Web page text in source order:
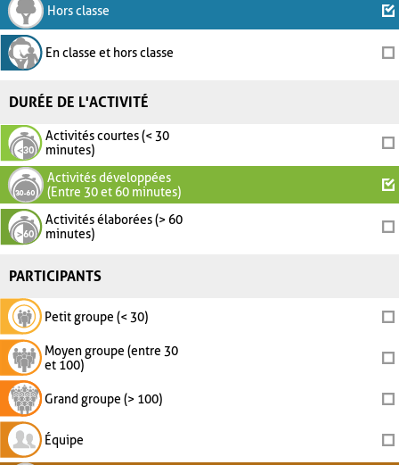
Hors classe
En classe et hors classe
DURÉE DE L'ACTIVITÉ
Activités courtes (< 30
minutes)
Activités développées
(Entre 30 et 60 minutes)
Activités élaborées (> 60
minutes)
PARTICIPANTS
Petit groupe (< 30)
Moyen groupe (entre 30
et 100)
Grand groupe (> 100)
Équipe